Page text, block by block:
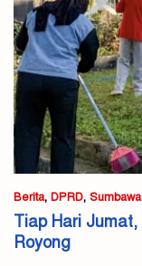
Berita, DPRD,
Tiap Hari
Royong